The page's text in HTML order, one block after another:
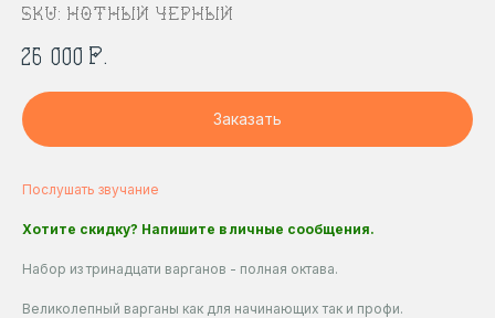
SKU: Нотный черный
26 000 р.
Заказать
Послушать звучание
Хотите скидку? Напишите в личные сообщения.
Набор из тринадцати варганов - полная октава.
Великолепный варганы как для начинающих так и профи.